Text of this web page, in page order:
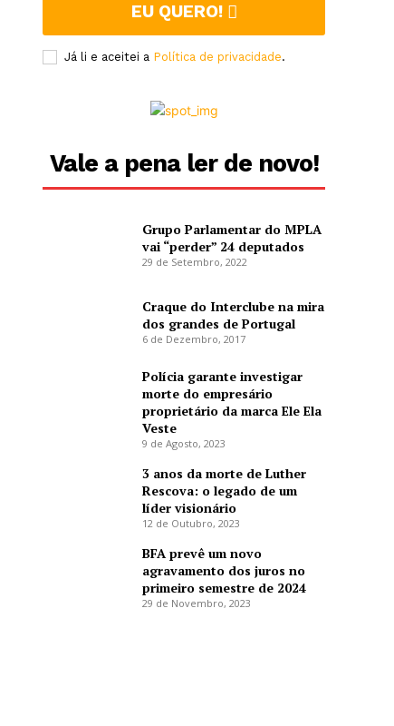
EU QUERO!
Já li e aceitei a Política de privacidade.
Vale a pena ler de novo!
Grupo Parlamentar do MPLA
vai “perder” 24 deputados
29 de Setembro, 2022
Craque do Interclube na mira
dos grandes de Portugal
6 de Dezembro, 2017
Polícia garante investigar
morte do empresário
proprietário da marca Ele Ela
Veste
9 de Agosto, 2023
3 anos da morte de Luther
Rescova: o legado de um
líder visionário
12 de Outubro, 2023
BFA prevê um novo
agravamento dos juros no
primeiro semestre de 2024
29 de Novembro, 2023